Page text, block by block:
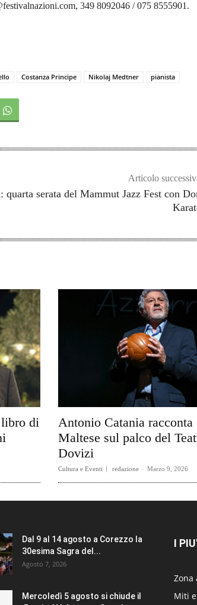
349 8092046 / 075 8555901.
Costanza Principe Nikolaj Medtner pianista
Articolo
quarta serata del Mammut Jazz Fest con
di
Antonio Catania
Maltese sul palco del
Dovizi
Cultura e Eventi redazione - Marzo 9, 2026
Dal 9 al 14 agosto a Corezzo la
30esima Sagra del...
Agosto 7, 2026
Mercoledì 5 agosto si chiude il
I
Zona
Miti